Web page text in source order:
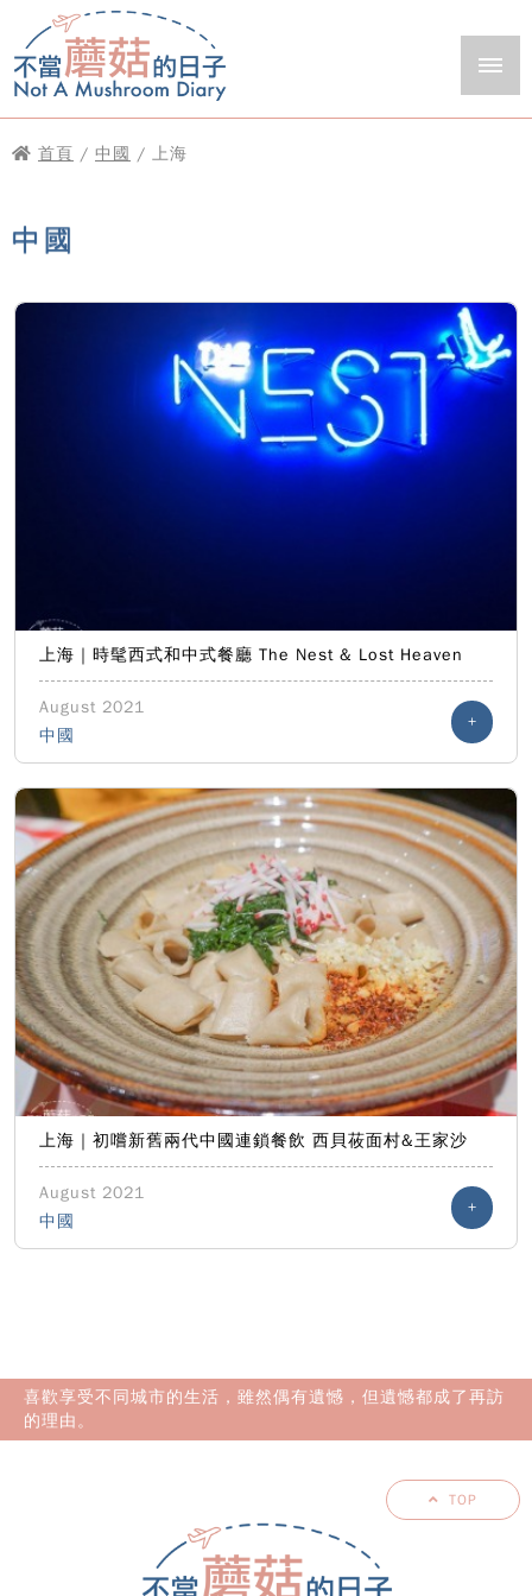
首頁 / 中國 / 上海
中國
上海｜時髦西式和中式餐廳 The Nest & Lost Heaven
August 2021
中國
+
上海｜初嚐新舊兩代中國連鎖餐飲 西貝莜面村&王家沙
August 2021
中國
+
喜歡享受不同城市的生活，雖然偶有遺憾，但遺憾都成了再訪
的理由。
TOP